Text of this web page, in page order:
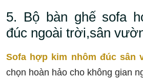
5. Bộ bàn ghế sofa
đúc ngoài trời,sân
Sofa hợp kim nhôm đúc sân
chọn hoàn hảo cho không gian